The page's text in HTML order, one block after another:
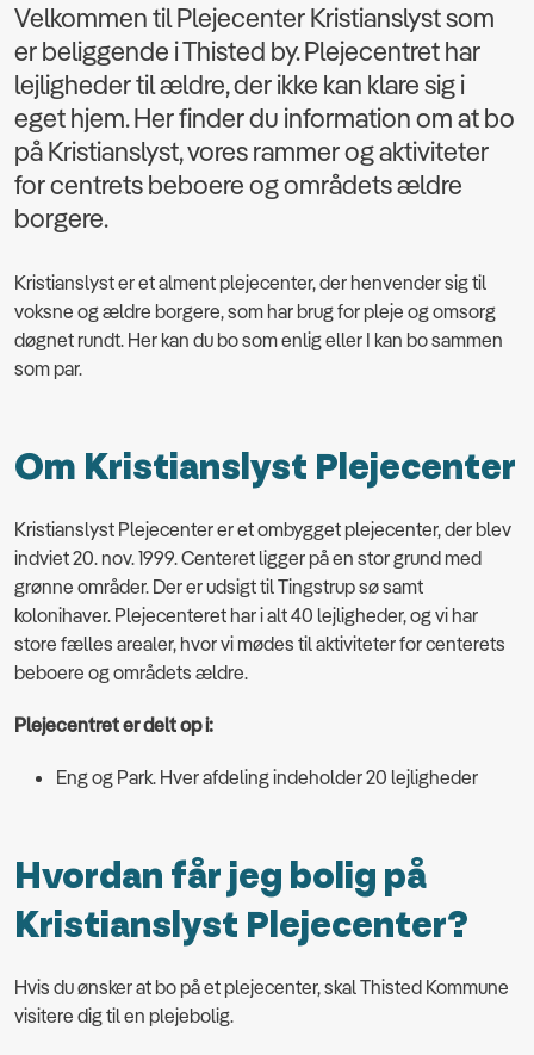
Velkommen til Plejecenter Kristianslyst som
er beliggende i Thisted by. Plejecentret har
lejligheder til ældre, der ikke kan klare sig i
eget hjem. Her finder du information om at bo
på Kristianslyst, vores rammer og aktiviteter
for centrets beboere og områdets ældre
borgere.
Kristianslyst er et alment plejecenter, der henvender sig til
voksne og ældre borgere, som har brug for pleje og omsorg
døgnet rundt. Her kan du bo som enlig eller I kan bo sammen
som par.
Om Kristianslyst Plejecenter
Kristianslyst Plejecenter er et ombygget plejecenter, der blev
indviet 20. nov. 1999. Centeret ligger på en stor grund med
grønne områder. Der er udsigt til Tingstrup sø samt
kolonihaver. Plejecenteret har i alt 40 lejligheder, og vi har
store fælles arealer, hvor vi mødes til aktiviteter for centerets
beboere og områdets ældre.
Plejecentret er delt op i:
Eng og Park. Hver afdeling indeholder 20 lejligheder
Hvordan får jeg bolig på
Kristianslyst Plejecenter?
Hvis du ønsker at bo på et plejecenter, skal Thisted Kommune
visitere dig til en plejebolig.